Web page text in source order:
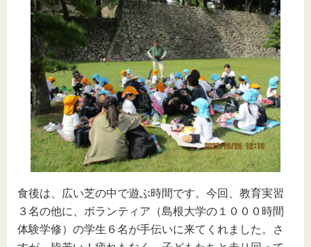
食後は、広い芝の中で遊ぶ時間です。今回、教育実習
３名の他に、ボランティア（島根大学の１０００時間
体験学修）の学生６名が手伝いに来てくれました。さ